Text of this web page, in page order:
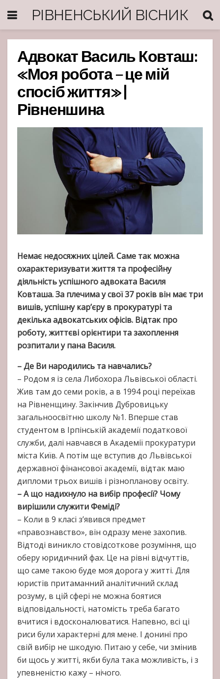
РІВНЕНСЬКИЙ ВІСНИК
Адвокат Василь Ковташ:
«Моя робота – це мій
спосіб життя» |
Рівненшина
Немає недосяжних цілей. Саме так можна
охарактеризувати життя та професійну
діяльність успішного адвоката Василя
Ковташа. За плечима у свої 37 років він має три
вишів, успішну кар’єру в прокуратурі та
декілька адвокатських офісів. Відтак про
роботу, життєві орієнтири та захоплення
розпитали у пана Василя.
– Де Ви народились та навчались?
– Родом я із села Либохора Львівської області.
Жив там до семи років, а в 1994 році переїхав
на Рівненщину. Закінчив Дубровицьку
загальноосвітню школу №1. Вперше став
студентом в Ірпінській академії податкової
служби, далі навчався в Академії прокуратури
міста Київ. А потім ще вступив до Львівської
державної фінансової академії, відтак маю
дипломи трьох вишів і різнопланову освіту.
– А що надихнуло на вибір професії? Чому
вирішили служити Феміді?
– Коли в 9 класі з’явився предмет
«правознавство», він одразу мене захопив.
Відтоді виникло стовідсоткове розуміння, що
оберу юридичний фах. Це на рівні відчуттів,
що саме такою буде моя дорога у житті. Для
юристів притаманний аналітичний склад
розуму, в цій сфері не можна боятися
відповідальності, натомість треба багато
вчитися і вдосконалюватися. Напевно, всі ці
риси були характерні для мене. І донині про
свій вибір не шкодую. Питаю у себе, чи змінив
би щось у житті, якби була така можливість, і з
упевненістю кажу – нічого.